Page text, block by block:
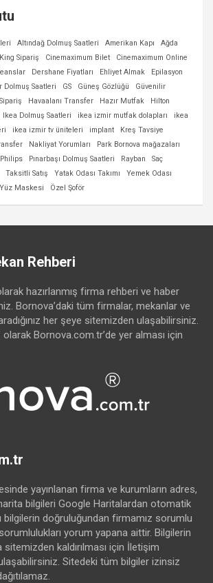
Altındağ Dolmuş Saatleri Amerikan Kapı
Ağda
Sipariş Cinemaximum Bilet
Cinemaximum Online
Dershane Fiyatları Ehliyet Almak
Epilasyon
Dolmuş Saatleri GS Güneş Gözlüğü
Güvenilir
Havaalanı Transfer Hazır Mutfak
Hilton
Ikea Dolmuş Saatleri ikea izmir mutfak dolapları
ikea
ikea izmir tv üniteleri implant
Kreş Tavsiye
Nakliyat Yorumları
Park Bornova mağazaları
Philips Pınarbaşı Dolmuş Saatleri Rayban
Saç
Taksitli Satış Yatak Odası Takımı
Yemek Odası
Yüz Maskesi Özel Şoför
Rehberi
hazırlanmış firma rehberi ve haber
Bornova’daki tüm firmalar, mekanlar ve
her şeye sitemizden ulaşabilirsiniz.
olarak Bornova.com.tr’de yer alması için
yayınlanan firma ve kurumların adres,
bilgileri Google Haritalardan otomatik
doğruluğundan firmamız sorumlu
yorum yapana aittir. Bilgilerin
kaldırılması için İletişim
Sitedeki tüm bilgiler izinsiz